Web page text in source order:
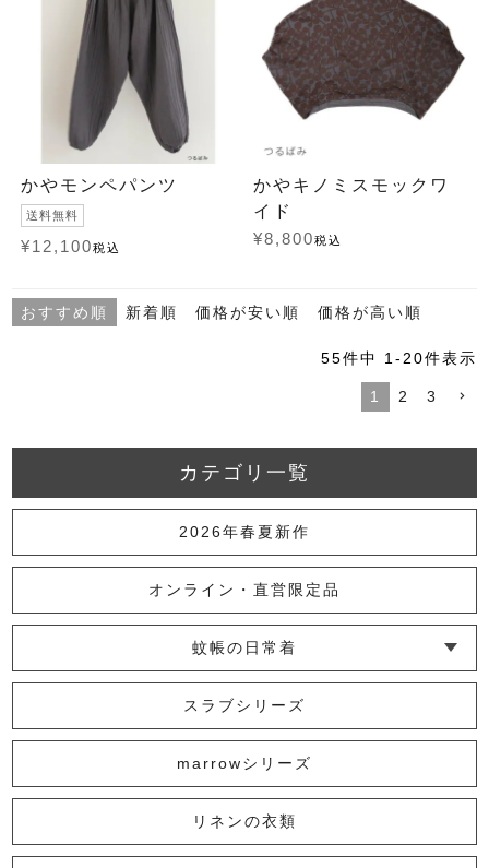
かやモンペパンツ
送料無料
¥12,100税込
かやキノミスモックワ
イド
¥8,800税込
おすすめ順 新着順 価格が安い順 価格が高い順
55件中 1-20件表示
1 2 3
カテゴリ一覧
2026年春夏新作
オンライン・直営限定品
蚊帳の日常着
└ インナー
└ トップス
└ ワンピース
└ パンツ
└ スカート
└ 羽織りもの
└ キッズ・ベビー
スラブシリーズ
marrowシリーズ
リネンの衣類